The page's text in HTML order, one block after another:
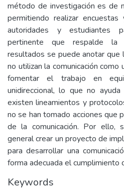
método de investigación es de
permitiendo realizar
autoridades y estudiantes
pertinente que respalde la
resultados se puede anotar que
no utilizan la comunicación
fomentar el trabajo en
unidireccional, lo que no
existen lineamientos y
no se han tomado acciones que
de la comunicación. Por ello,
general crear un proyecto de
para desarrollar una
forma adecuada el cumplimiento
Keywords